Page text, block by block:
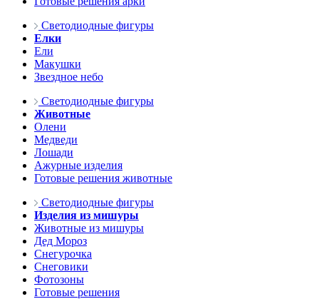
Светодиодные фигуры
Елки
Ели
Макушки
Звездное небо
Светодиодные фигуры
Животные
Олени
Медведи
Лошади
Ажурные изделия
Готовые решения животные
Светодиодные фигуры
Изделия из мишуры
Животные из мишуры
Дед Мороз
Снегурочка
Снеговики
Фотозоны
Готовые решения